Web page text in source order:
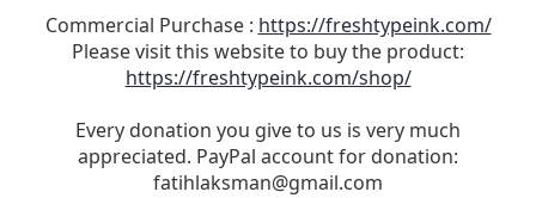
Commercial Purchase : https://freshtypeink.com/
Please visit this website to buy the product:
https://freshtypeink.com/shop/
Every donation you give to us is very much
appreciated. PayPal account for donation:
fatihlaksman@gmail.com